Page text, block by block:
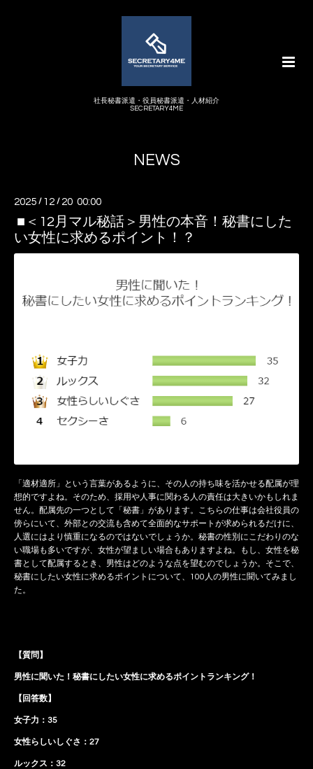
社長秘書派遣・役員秘書派遣・人材紹介
SECRETARY4ME
NEWS
2025 / 12 / 20 00:00
■＜12月マル秘話＞男性の本音！秘書にした
い女性に求めるポイント！？
「適材適所」という言葉があるように、その人の持ち味を活かせる配属が理
想的ですよね。そのため、採用や人事に関わる人の責任は大きいかもしれま
せん。配属先の一つとして「秘書」があります。こちらの仕事は会社役員の
傍らにいて、外部との交流も含めて全面的なサポートが求められるだけに、
人選にはより慎重になるのではないでしょうか。秘書の性別にこだわりのな
い職場も多いですが、女性が望ましい場合もありますよね。もし、女性を秘
書として配属するとき、男性はどのような点を望むのでしょうか。そこで、
秘書にしたい女性に求めるポイントについて、100人の男性に聞いてみまし
た。
【質問】
男性に聞いた！秘書にしたい女性に求めるポイントランキング！
【回答数】
女子力：35
女性らしいしぐさ：27
ルックス：32